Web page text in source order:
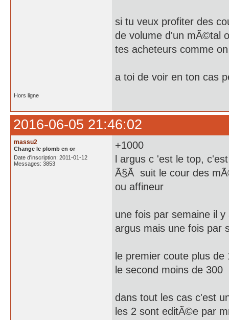
si tu veux profiter des
de volume d'un mÃ©tal
tes acheteurs comme
a toi de voir en ton cas
Hors ligne
2016-06-05 21:46:02
massu2
Change le plomb en or
Date d'inscription: 2011-01-12
Messages: 3853
+1000
l argus c 'est le top,
Ã§Ã suit le cour des
ou affineur
une fois par semaine il
argus mais une fois par
le premier coute plus de
le second moins de 300
dans tout les cas c'est
les 2 sont editÃ©e par